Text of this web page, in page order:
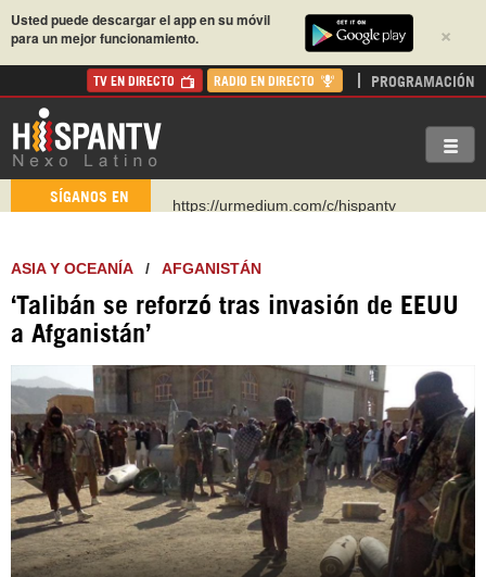
×
Usted puede descargar el app en su móvil
para un mejor funcionamiento.
TV EN DIRECTO RADIO EN DIRECTO PROGRAMACIÓN
SÍGANOS EN
Instagram como: hispan_tv
https://www.facebook.com/Nexolatino.Canal
https://t.me/hispantvcanal
ASIA Y OCEANÍA/ AFGANISTÁN
‘Talibán se reforzó tras invasión de EEUU
a Afganistán’